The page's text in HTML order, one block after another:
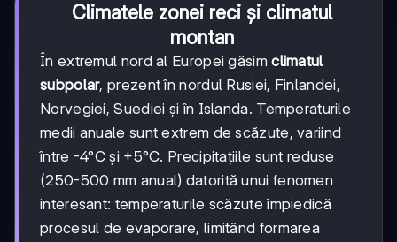
Climatele zonei reci și climatul
montan
În extremul nord al Europei găsimclimatul
subpolar, prezent în nordul Rusiei, Finlandei,
Norvegiei, Suediei și în Islanda. Temperaturile
medii anuale sunt extrem de scăzute, variind
între -4°C și +5°C. Precipitațiile sunt reduse
(250-500 mm anual) datorită unui fenomen
interesant: temperaturile scăzute împiedică
procesul de evaporare, limitând formarea